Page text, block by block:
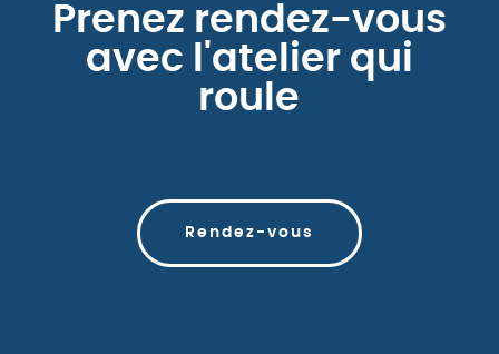
Prenez rendez-vous
avec l'atelier qui
roule
Rendez-vous